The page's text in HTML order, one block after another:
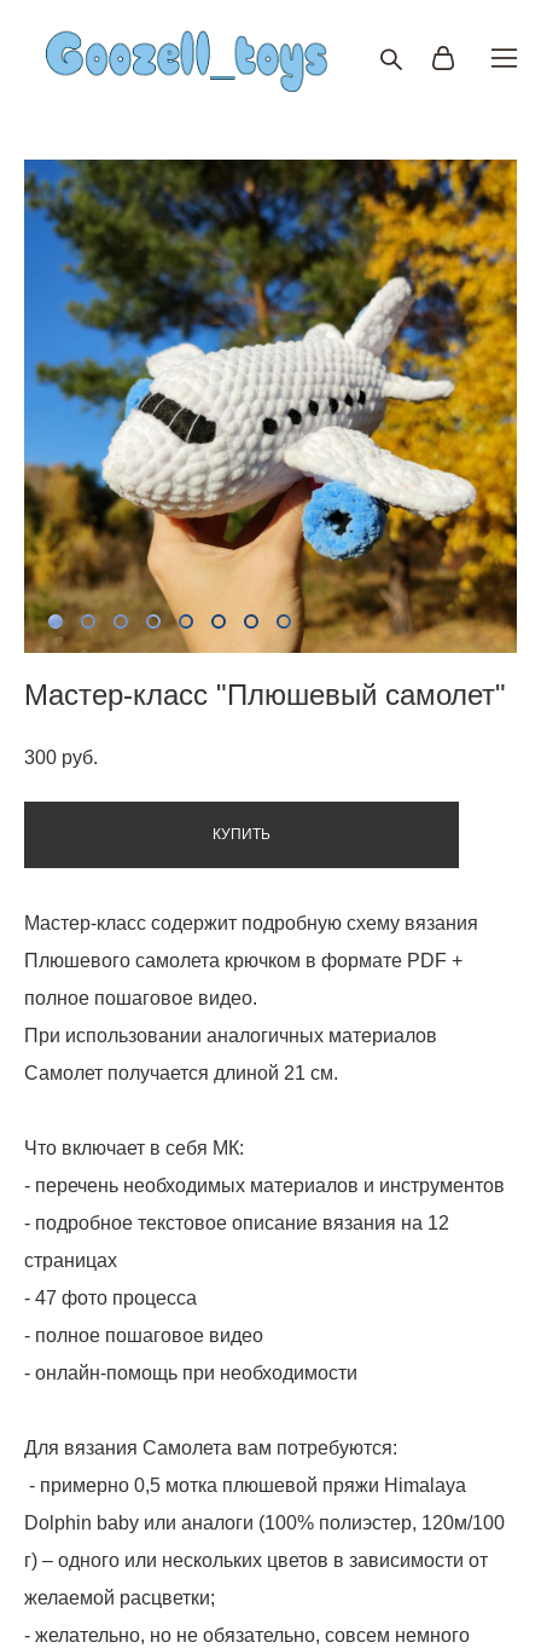
Мастер-класс "Плюшевый самолет"
300 pуб.
КУПИТЬ
Мастер-класс содержит подробную схему вязания
Плюшевого самолета крючком в формате PDF +
полное пошаговое видео.
При использовании аналогичных материалов
Самолет получается длиной 21 см.
Что включает в себя МК:
- перечень необходимых материалов и инструментов
- подробное текстовое описание вязания на 12
страницах
- 47 фото процесса
- полное пошаговое видео
- онлайн-помощь при необходимости
Для вязания Самолета вам потребуются:
- примерно 0,5 мотка плюшевой пряжи Himalaya
Dolphin baby или аналоги (100% полиэстер, 120м/100
г) – одного или нескольких цветов в зависимости от
желаемой расцветки;
- желательно, но не обязательно, совсем немного